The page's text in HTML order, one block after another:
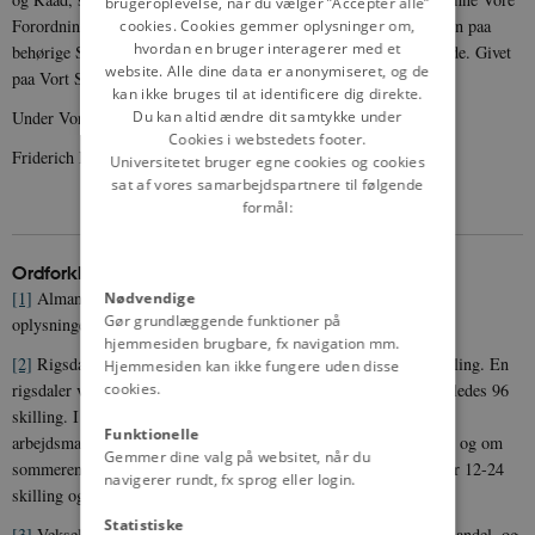
Forordning under Vort Cancellie-Seigl tilskikked vorder, at de den paa
behørige Stæder, til alles Efterretning, strax lade læse og forkynde. Givet
paa Vort Slot Kiøbenhavn den 28. Novembr. Anno 1699.
Under Vor Kongl. Haand og Signet
Friderich R
.
Ordforklaringer m.m.
[1] Almanak: En bog med kalender og forskellige astronomiske
oplysninger.
[2] Rigsdaler: Pengeenhederne var i 1699 rigsdaler, mark og skilling. En
rigsdaler var 6 mark, og en mark 16 skilling. En rigsdaler var således 96
skilling. I 1699 kostede et rugbrød omkring 2 skilling. For en
arbejdsmand var en dagsløn på landet om vinteren ca. 16 skilling og om
sommeren 16-20 skilling, mens den i København om vinteren var 12-24
skilling og om sommeren omkring 24 skilling.
cookies. Cookies gemmer oplysninger om,
hvordan en bruger interagerer med et
website. Alle dine data er anonymiseret, og de
kan ikke bruges til at identificere dig direkte.
Du kan altid ændre dit samtykke under
Cookies i webstedets footer.
Universitetet bruger egne cookies og cookies
sat af vores samarbejdspartnere til følgende
formål:
Nødvendige
Gør grundlæggende funktioner på
hjemmesiden brugbare, fx navigation mm.
Hjemmesiden kan ikke fungere uden disse
cookies.
Funktionelle
Gemmer dine valg på websitet, når du
navigerer rundt, fx sprog eller login.
Statistiske